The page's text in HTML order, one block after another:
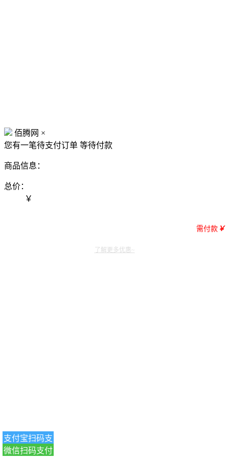
佰腾网 ×
您有一笔待支付订单 等待付款
商品信息：
总价：
￥
需付款 ￥
支付宝扫码支
付
微信扫码支付
了解更多优惠~